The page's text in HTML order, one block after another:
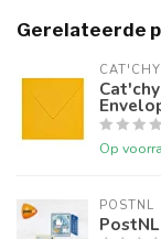
Gerelateerde
Op
POSTNL